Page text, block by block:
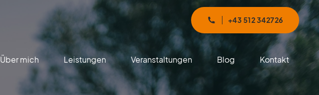
+43 512 342726
Über mich Leistungen Veranstaltungen Blog Kontakt